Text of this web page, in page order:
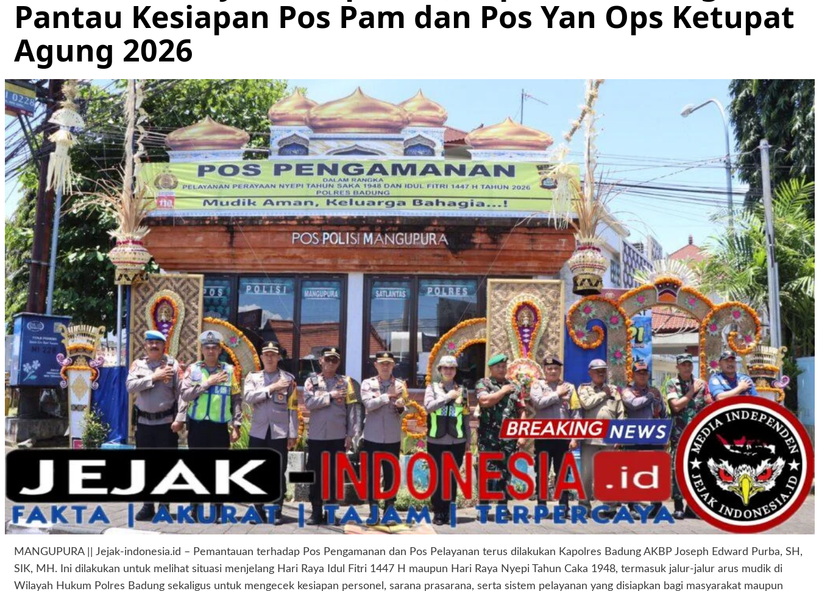
Pantau Kesiapan Pos Pam dan Pos Yan Ops Ketupat
Agung 2026
MANGUPURA || Jejak-indonesia.id – Pemantauan terhadap Pos Pengamanan dan Pos Pelayanan terus dilakukan Kapolres Badung AKBP Joseph Edward Purba, SH,
SIK, MH. Ini dilakukan untuk melihat situasi menjelang Hari Raya Idul Fitri 1447 H maupun Hari Raya Nyepi Tahun Caka 1948, termasuk jalur-jalur arus mudik di
Wilayah Hukum Polres Badung sekaligus untuk mengecek kesiapan personel, sarana prasarana, serta sistem pelayanan yang disiapkan bagi masyarakat maupun